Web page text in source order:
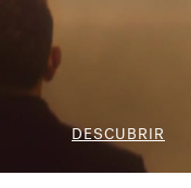
DESCUBRIR